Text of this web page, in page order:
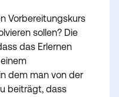
Vorbereitungskurs
sollen? Die
das Erlernen
dem man von der
beiträgt, dass